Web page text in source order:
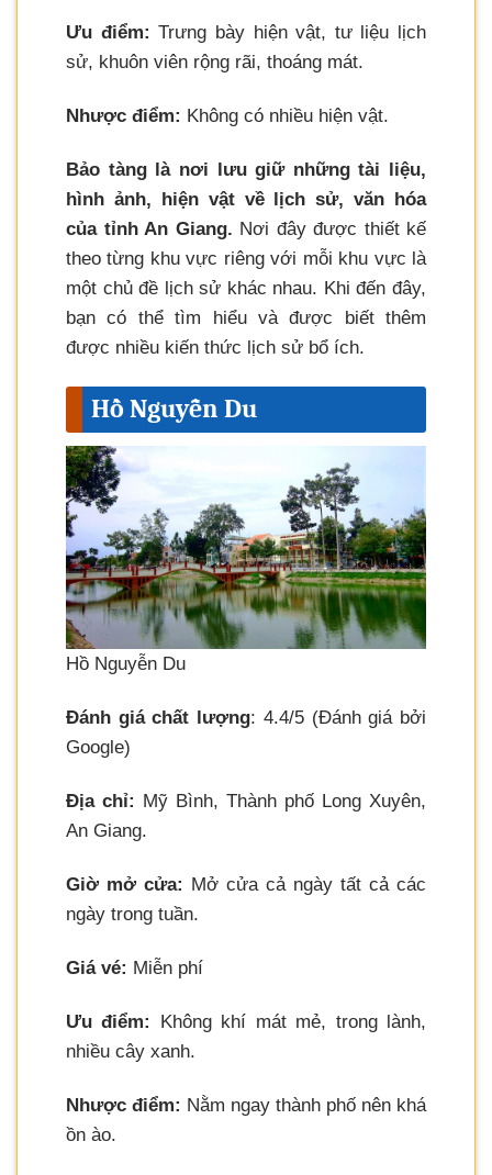
Ưu điểm: Trưng bày hiện vật, tư liệu lịch
sử, khuôn viên rộng rãi, thoáng mát.
Nhược điểm: Không có nhiều hiện vật.
Bảo tàng là nơi lưu giữ những tài liệu,
hình ảnh, hiện vật về lịch sử, văn hóa
của tỉnh An Giang. Nơi đây được thiết kế
theo từng khu vực riêng với mỗi khu vực là
một chủ đề lịch sử khác nhau. Khi đến đây,
bạn có thể tìm hiểu và được biết thêm
được nhiều kiến thức lịch sử bổ ích.
Hồ Nguyễn Du
Hồ Nguyễn Du
Đánh giá chất lượng: 4.4/5 (Đánh giá bởi
Google)
Địa chỉ: Mỹ Bình, Thành phố Long Xuyên,
An Giang.
Giờ mở cửa: Mở cửa cả ngày tất cả các
ngày trong tuần.
Giá vé: Miễn phí
Ưu điểm:
Không khí mát mẻ, trong lành,
nhiều cây xanh.
Nhược điểm: Nằm ngay thành phố nên khá
ồn ào.